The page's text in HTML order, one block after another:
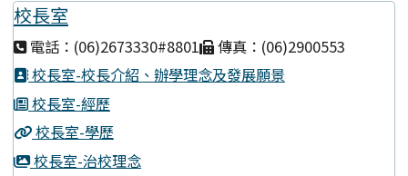
校長室
電話：(06)2673330#8801
傳真：(06)2900553
校長室-校長介紹、辦學理念及發展願景
校長室-經歷
校長室-學歷
校長室-治校理念